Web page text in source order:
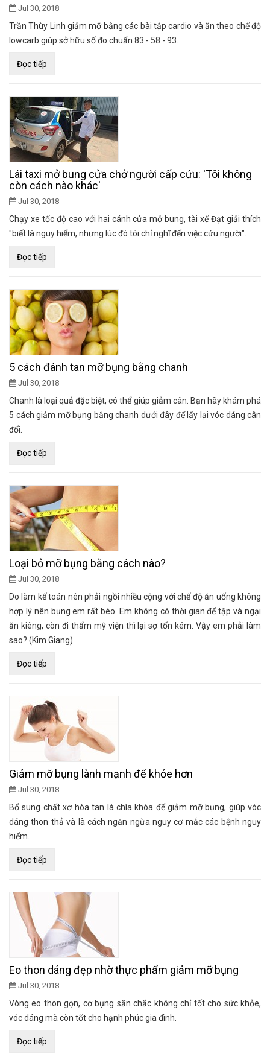
Jul 30, 2018
Trần Thùy Linh giảm mỡ bằng các bài tập cardio và ăn theo chế độ
lowcarb giúp sở hữu số đo chuẩn 83 - 58 - 93.
Đọc tiếp
Lái taxi mở bung cửa chở người cấp cứu: 'Tôi không
còn cách nào khác'
Jul 30, 2018
Chạy xe tốc độ cao với hai cánh cửa mở bung, tài xế Đạt giải thích
"biết là nguy hiểm, nhưng lúc đó tôi chỉ nghĩ đến việc cứu người".
Đọc tiếp
5 cách đánh tan mỡ bụng bằng chanh
Jul 30, 2018
Chanh là loại quả đặc biệt, có thể giúp giảm cân. Bạn hãy khám phá
5 cách giảm mỡ bụng bằng chanh dưới đây để lấy lại vóc dáng cân
đối.
Đọc tiếp
Loại bỏ mỡ bụng bằng cách nào?
Jul 30, 2018
Do làm kế toán nên phải ngồi nhiều cộng với chế độ ăn uống không
hợp lý nên bụng em rất béo. Em không có thời gian để tập và ngại
ăn kiêng, còn đi thẩm mỹ viện thì lại sợ tốn kém. Vậy em phải làm
sao? (Kim Giang)
Đọc tiếp
Giảm mỡ bụng lành mạnh để khỏe hơn
Jul 30, 2018
Bổ sung chất xơ hòa tan là chìa khóa để giảm mỡ bụng, giúp vóc
dáng thon thả và là cách ngăn ngừa nguy cơ mắc các bệnh nguy
hiểm.
Đọc tiếp
Eo thon dáng đẹp nhờ thực phẩm giảm mỡ bụng
Jul 30, 2018
Vòng eo thon gọn, cơ bụng săn chắc không chỉ tốt cho sức khỏe,
vóc dáng mà còn tốt cho hạnh phúc gia đình.
Đọc tiếp